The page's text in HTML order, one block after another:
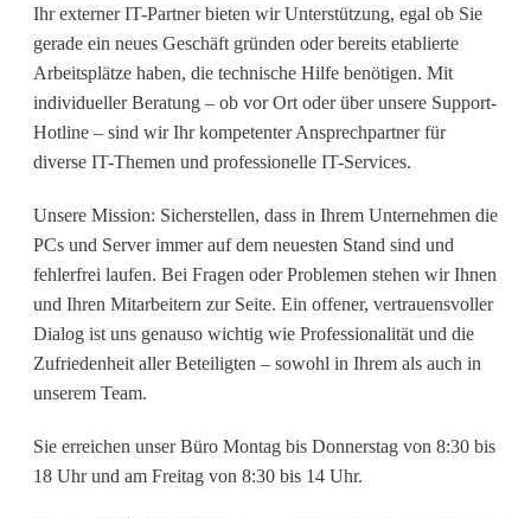
Ihr externer IT-Partner bieten wir Unterstützung, egal ob Sie
gerade ein neues Geschäft gründen oder bereits etablierte
Arbeitsplätze haben, die technische Hilfe benötigen. Mit
individueller Beratung – ob vor Ort oder über unsere Support-
Hotline – sind wir Ihr kompetenter Ansprechpartner für
diverse IT-Themen und professionelle IT-Services.
Unsere Mission: Sicherstellen, dass in Ihrem Unternehmen die
PCs und Server immer auf dem neuesten Stand sind und
fehlerfrei laufen. Bei Fragen oder Problemen stehen wir Ihnen
und Ihren Mitarbeitern zur Seite. Ein offener, vertrauensvoller
Dialog ist uns genauso wichtig wie Professionalität und die
Zufriedenheit aller Beteiligten – sowohl in Ihrem als auch in
unserem Team.
Sie erreichen unser Büro Montag bis Donnerstag von 8:30 bis
18 Uhr und am Freitag von 8:30 bis 14 Uhr.